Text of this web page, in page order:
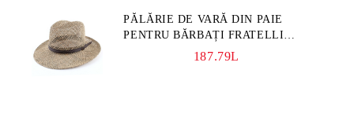
PĂLĂRIE DE VARĂ DIN PAIE
PENTRU BĂRBAȚI FRATELLI
MAZZANTI FM 7936, NATURAL
187.79L